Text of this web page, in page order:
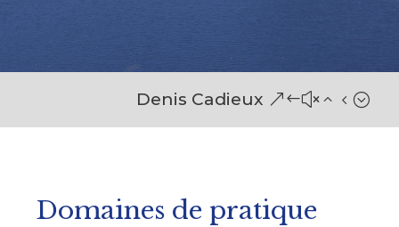
Denis Cadieux
Domaines de pratique